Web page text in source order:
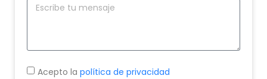
Acepto la política de privacidad